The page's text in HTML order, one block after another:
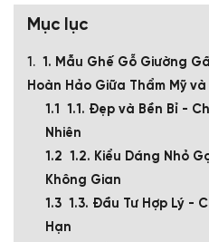
Mục lục
1. Mẫu Ghế Gỗ Giường
Hoàn Hảo Giữa Thẩm Mỹ và
1.1. Đẹp và Bền Bỉ -
Nhiên
1.2. Kiểu Dáng Nhỏ
Không Gian
1.3. Đầu Tư Hợp Lý -
Hạn